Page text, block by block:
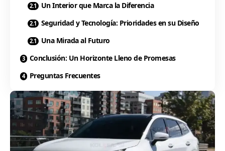
Un Interior que Marca la Diferencia
Seguridad y Tecnología: Prioridades en su Diseño
Una Mirada al Futuro
Conclusión: Un Horizonte Lleno de Promesas
Preguntas Frecuentes